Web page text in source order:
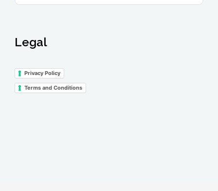
Legal
Privacy Policy
Terms and Conditions